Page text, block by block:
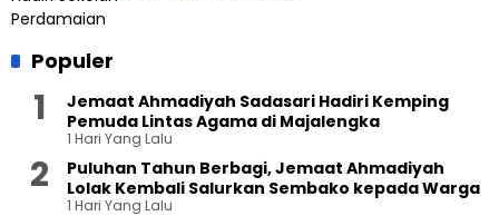
Populer
Jemaat Ahmadiyah Sadasari Hadiri Kemping
Pemuda Lintas Agama di Majalengka
1 Hari Yang Lalu
Puluhan Tahun Berbagi, Jemaat Ahmadiyah
Lolak Kembali Salurkan Sembako kepada Warga
1 Hari Yang Lalu